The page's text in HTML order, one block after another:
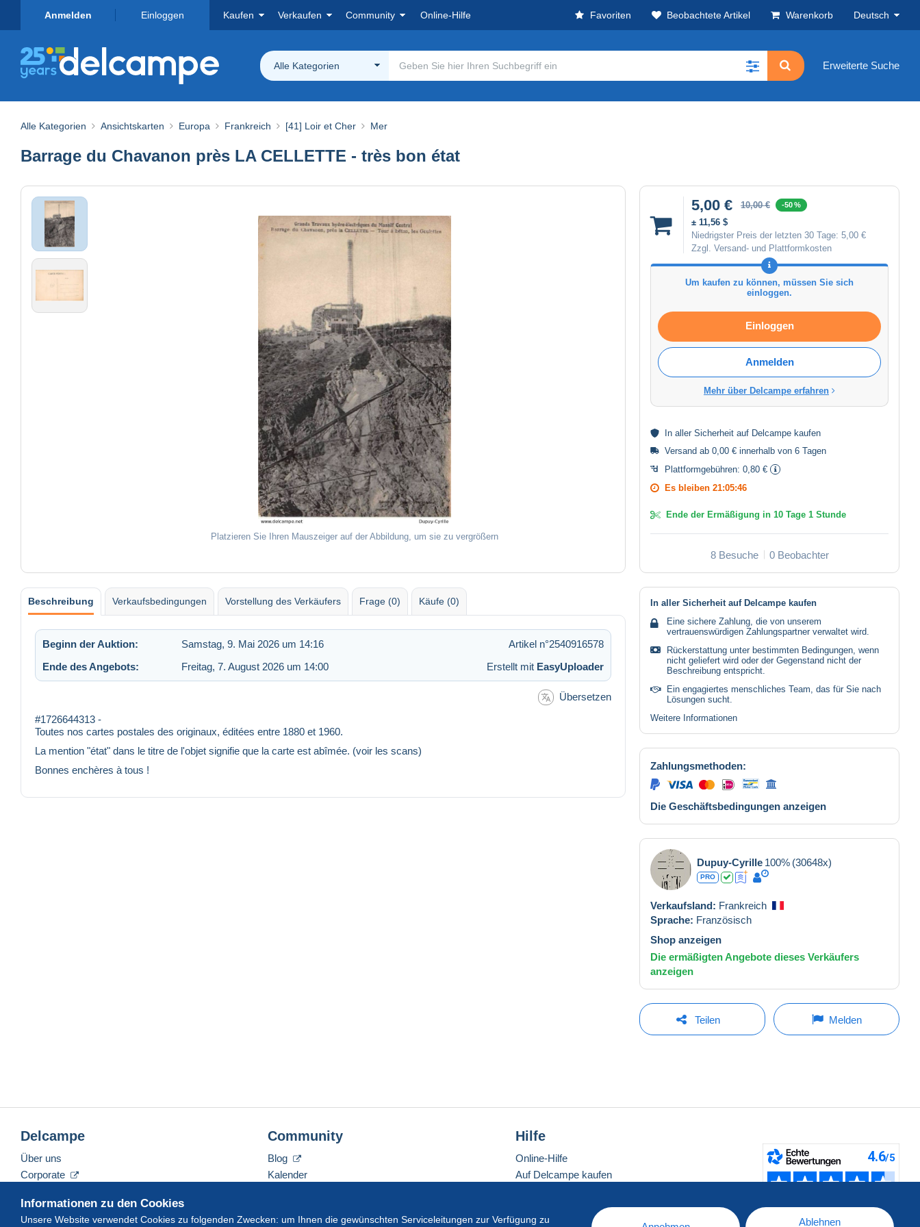
Anmelden Einloggen Kaufen Verkaufen Community Online-Hilfe Favoriten Beobachtete Artikel Warenkorb Deutsch
Alle Kategorien Erweiterte Suche
Alle Kategorien Ansichtskarten Europa Frankreich [41] Loir et Cher Mer
Barrage du Chavanon près LA CELLETTE - très bon état
Platzieren Sie Ihren Mauszeiger auf der Abbildung, um sie zu vergrößern
5,00 € 10,00 € -50 %
± 11,56 $
Niedrigster Preis der letzten 30 Tage: 5,00 €
Zzgl. Versand- und Plattformkosten
Um kaufen zu können, müssen Sie sich
einloggen.
Einloggen
Anmelden
Mehr über Delcampe erfahren
In aller Sicherheit auf Delcampe kaufen
Versand ab 0,00 € innerhalb von 6 Tagen
Plattformgebühren: 0,80 €
Es bleiben 21:05:45
Ende der Ermäßigung in 10 Tage 1 Stunde
8 Besuche 0 Beobachter
Beschreibung Verkaufsbedingungen Vorstellung des Verkäufers Frage (0) Käufe (0)
Beginn der Auktion: Samstag, 9. Mai 2026 um 14:16
Artikel n°2540916578
Ende des Angebots:
Freitag, 7. August 2026 um 14:00 Erstellt mit EasyUploader
Übersetzen
#1726644313 -
Toutes nos cartes postales des originaux, éditées entre 1880 et 1960.
La mention "état" dans le titre de l'objet signifie que la carte est abîmée. (voir les scans)
Bonnes enchères à tous !
In aller Sicherheit auf Delcampe kaufen
Eine sichere Zahlung, die von unserem
vertrauenswürdigen Zahlungspartner verwaltet wird.
Rückerstattung unter bestimmten Bedingungen, wenn
nicht geliefert wird oder der Gegenstand nicht der
Beschreibung entspricht.
Ein engagiertes menschliches Team, das für Sie nach
Lösungen sucht.
Weitere Informationen
Zahlungsmethoden:
Die Geschäftsbedingungen anzeigen
Dupuy-Cyrille 100% (30648x)
PRO
Verkaufsland: Frankreich
Sprache: Französisch
Shop anzeigen
Die ermäßigten Angebote dieses Verkäufers
anzeigen
Teilen Melden
Informationen zu den Cookies
Unsere Website verwendet Cookies zu folgenden Zwecken: um Ihnen die gewünschten Serviceleitungen zur Verfügung zu
Ablehnen
Delcampe
Über uns
Corporate
Nehmen Sie Kontakt mit uns auf
Community
Blog
Kalender
Hilfe
Online-Hilfe
Auf Delcampe kaufen
Eine sichere Website